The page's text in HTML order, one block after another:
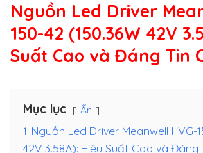
Nguồn Led Driver
150-42 (150.36W 42V
Suất Cao và Đáng Tin
Mục lục Ẩn
1 Nguồn Led Driver Meanwell HVG-
42V 3.58A): Hiệu Suất Cao và Đáng